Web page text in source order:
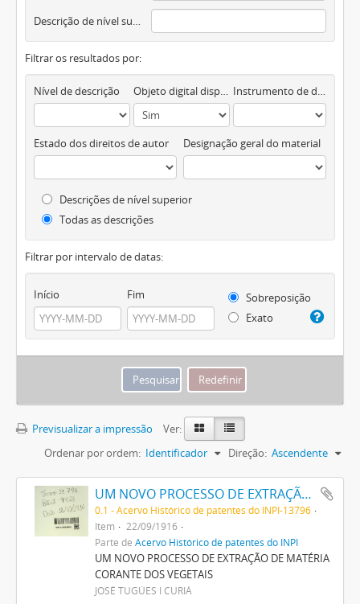
Descrição de nível superior
Filtrar os resultados por:
Nível de descrição Objeto digital disponível Instrumento de descrição documental
Estado dos direitos de autor Designação geral do material
Descrições de nível superior
Todas as descrições
Filtrar por intervalo de datas:
Início Fim
Sobreposição
Exato
Previsualizar a impressão
Ver:
Ordenar por ordem: Identificador Direção: Ascendente
UM NOVO PROCESSO DE EXTRAÇÃO DE MATERIA CORANTE DOS VEGETAES
0.1 - Acervo Histórico de patentes do INPI-13796
Item
22/09/1916
Parte de Acervo Histórico de patentes do INPI
UM NOVO PROCESSO DE EXTRAÇÃO DE MATÉRIA
CORANTE DOS VEGETAIS
JOSÉ TUGÚES I CURIÁ